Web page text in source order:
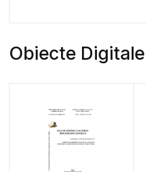
Obiecte